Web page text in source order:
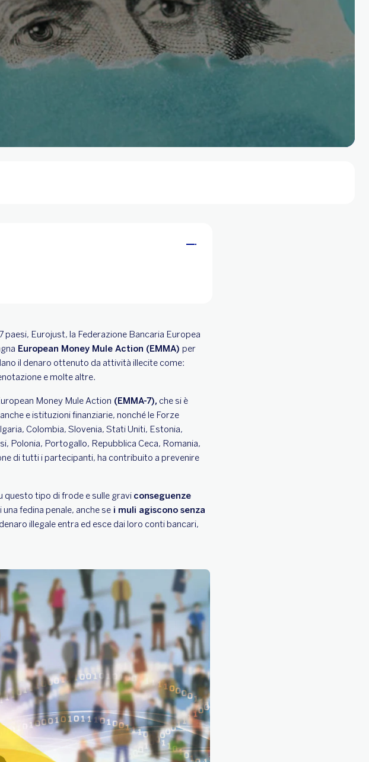
Eurojust, la Federazione Bancaria Europea
European Money Mule Action (EMMA) per
il denaro ottenuto da attività illecite come:
e molte altre.
Money Mule Action (EMMA-7), che si è
e istituzioni finanziarie, nonché le Forze
Colombia, Slovenia, Stati Uniti, Estonia,
Polonia, Portogallo, Repubblica Ceca, Romania,
di tutti i partecipanti, ha contribuito a prevenire
questo tipo di frode e sulle gravi conseguenze
fedina penale, anche se i muli agiscono senza
illegale entra ed esce dai loro conti bancari,